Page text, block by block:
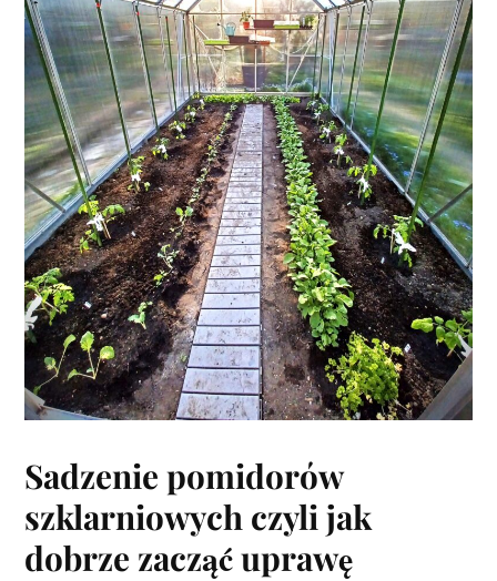
Sadzenie pomidorów
szklarniowych czyli jak
dobrze zacząć uprawę